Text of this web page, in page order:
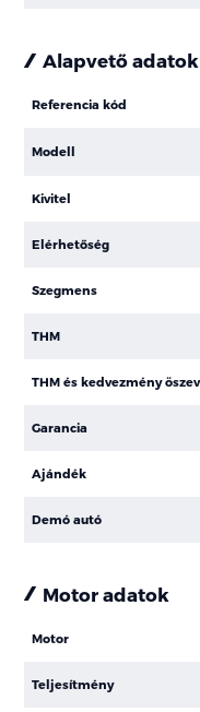
Alapvető adatok
Referencia kód
Modell
Kivitel
Elérhetőség
Szegmens
THM
THM és kedvezmény
Garancia
Ajándék
Demó autó
Motor adatok
Motor
Teljesítmény